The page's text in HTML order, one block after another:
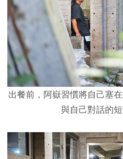
出餐前，阿嶽習慣將自己塞
與自己對話的短